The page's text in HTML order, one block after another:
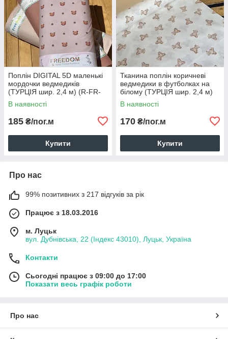
Поплін DIGITAL 5D маленькі
мордочки ведмедиків
(ТУРЦІЯ шир. 2,4 м) (R-FR-
0893)
В наявності
185 ₴/пог.м
Купити
Тканина поплін коричневі
ведмедики в футболках на
білому (ТУРЦІЯ шир. 2,4 м)
(R-FR-0889)
В наявності
170 ₴/пог.м
Купити
Про нас
99% позитивних з 217 відгуків за рік
Працює з 18.03.2016
м. Луцьк
вул. Дубнівська, 22 (Індекс 43010), Луцьк, Україна
Контакти
Сьогодні працює з 09:00 до 17:00
Показати весь графік роботи
Про нас